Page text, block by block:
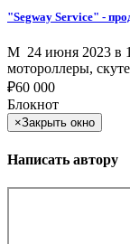
"Segway Service" -
M 24 июня 2023 в
мотороллеры,
₽60 000
Блокнот
×Закрыть окно
Написать автору